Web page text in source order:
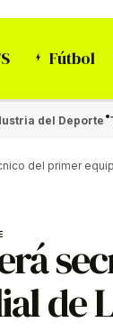
Fútbol
del Deporte
del primer
de